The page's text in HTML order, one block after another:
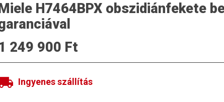
Miele H7464BPX obszidiánfekete
249 900 Ft
Ingyenes szállítás